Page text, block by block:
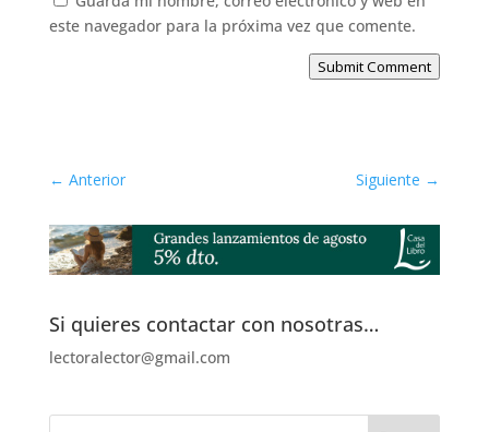
este navegador para la próxima vez que comente.
Submit Comment
← Anterior Siguiente →
Si quieres contactar con nosotras…
lectoralector@gmail.com